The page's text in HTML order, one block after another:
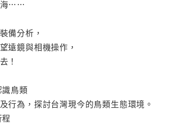
海……
備分析，
遠鏡與相機操作，
！
鳥類
行為，探討台灣現今的鳥類生態環境。